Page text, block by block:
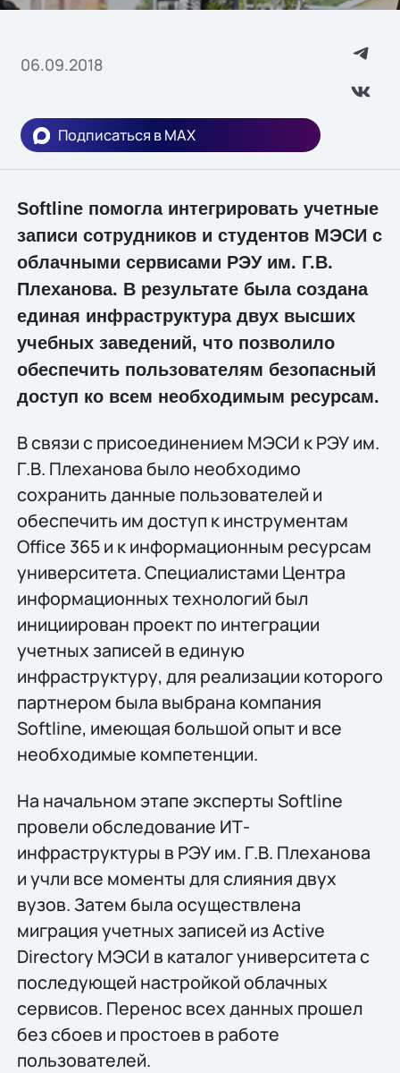
06.09.2018
Подписаться в MAX
Softlineпомогла интегрировать учетные
записи сотрудников и студентов МЭСИ с
облачными сервисами РЭУ им. Г.В.
Плеханова. В результате была создана
единая инфраструктура двух высших
учебных заведений, что позволило
обеспечить пользователям безопасный
доступ ко всем необходимым ресурсам.
В связи с присоединением МЭСИ к РЭУ им.
Г.В. Плеханова было необходимо
сохранить данные пользователей и
обеспечить им доступ к инструментам
Office 365 и к информационным ресурсам
университета. Специалистами Центра
информационных технологий был
инициирован проект по интеграции
учетных записей в единую
инфраструктуру, для реализации которого
партнером была выбрана компания
Softline, имеющая большой опыт и все
необходимые компетенции.
На начальном этапе эксперты Softline
провели обследование ИТ-
инфраструктуры в РЭУ им. Г.В. Плеханова
и учли все моменты для слияния двух
вузов. Затем была осуществлена
миграция учетных записей из Active
Directory МЭСИ в каталог университета с
последующей настройкой облачных
сервисов. Перенос всех данных прошел
без сбоев и простоев в работе
пользователей.